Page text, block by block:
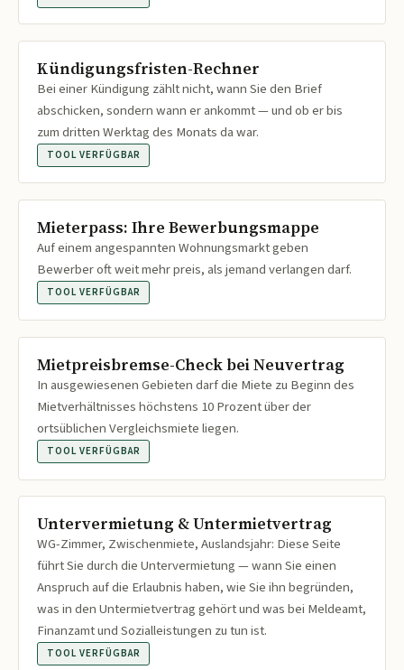
Kündigungsfristen-Rechner
Bei einer Kündigung zählt nicht, wann Sie den Brief
abschicken, sondern wann er ankommt — und ob er bis
zum dritten Werktag des Monats da war.
TOOL VERFÜGBAR
Mieterpass: Ihre Bewerbungsmappe
Auf einem angespannten Wohnungsmarkt geben
Bewerber oft weit mehr preis, als jemand verlangen darf.
TOOL VERFÜGBAR
Mietpreisbremse-Check bei Neuvertrag
In ausgewiesenen Gebieten darf die Miete zu Beginn des
Mietverhältnisses höchstens 10 Prozent über der
ortsüblichen Vergleichsmiete liegen.
TOOL VERFÜGBAR
Untervermietung & Untermietvertrag
WG-Zimmer, Zwischenmiete, Auslandsjahr: Diese Seite
führt Sie durch die Untervermietung — wann Sie einen
Anspruch auf die Erlaubnis haben, wie Sie ihn begründen,
was in den Untermietvertrag gehört und was bei Meldeamt,
Finanzamt und Sozialleistungen zu tun ist.
TOOL VERFÜGBAR